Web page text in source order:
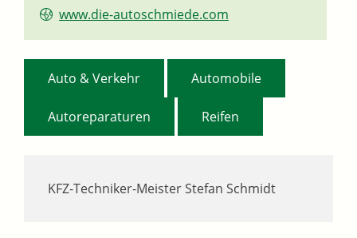
www.die-autoschmiede.com
KFZ-Techniker-MeisterStefan Schmidt
Auto & Verkehr Automobile
Autoreparaturen Reifen